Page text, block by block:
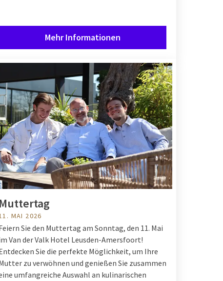
Mehr Informationen
Muttertag
MAI 2026
Sie den Muttertag am Sonntag, den 11. Mai
Van der Valk Hotel Leusden-Amersfoort!
Sie die perfekte Möglichkeit, um Ihre
zu verwöhnen und genießen Sie zusammen
umfangreiche Auswahl an kulinarischen